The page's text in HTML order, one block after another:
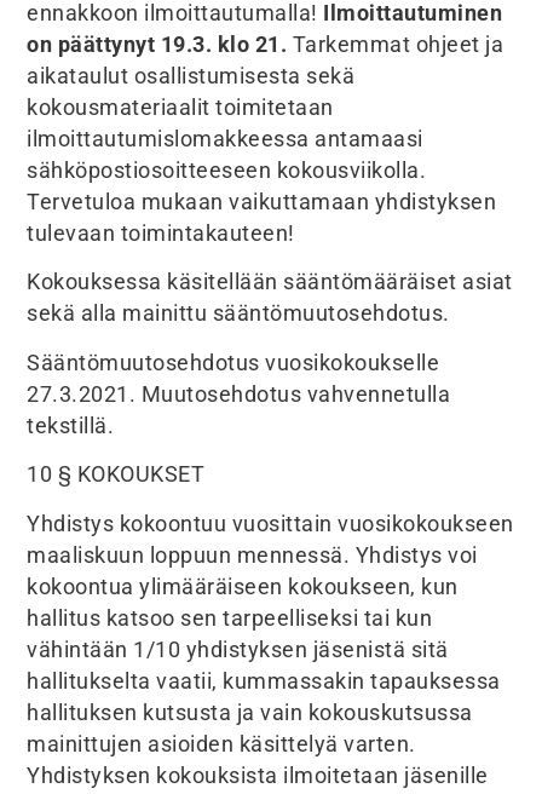
ennakkoon ilmoittautumalla!
Ilmoittautuminen
on päättynyt 19.3. klo 21. Tarkemmat ohjeet ja
aikataulut osallistumisesta sekä
kokousmateriaalit toimitetaan
ilmoittautumislomakkeessa antamaasi
sähköpostiosoitteeseen kokousviikolla.
Tervetuloa mukaan vaikuttamaan yhdistyksen
tulevaan toimintakauteen!
Kokouksessa käsitellään sääntömääräiset asiat
sekä alla mainittu sääntömuutosehdotus.
Sääntömuutosehdotus vuosikokoukselle
27.3.2021. Muutosehdotus vahvennetulla
tekstillä.
10 § KOKOUKSET
Yhdistys kokoontuu vuosittain vuosikokoukseen
maaliskuun loppuun mennessä. Yhdistys voi
kokoontua ylimääräiseen kokoukseen, kun
hallitus katsoo sen tarpeelliseksi tai kun
vähintään 1/10 yhdistyksen jäsenistä sitä
hallitukselta vaatii, kummassakin tapauksessa
hallituksen kutsusta ja vain kokouskutsussa
mainittujen asioiden käsittelyä varten.
Yhdistyksen kokouksista ilmoitetaan jäsenille